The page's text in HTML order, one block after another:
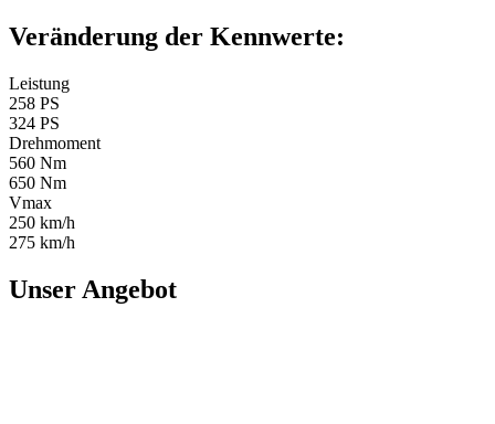
Veränderung der Kennwerte:
Leistung
258 PS
324 PS
Drehmoment
560 Nm
650 Nm
Vmax
250 km/h
275 km/h
Unser Angebot